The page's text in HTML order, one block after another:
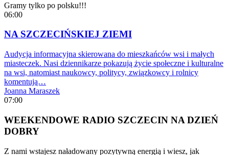
Gramy tylko po polsku!!!
06:00
NA SZCZECIŃSKIEJ ZIEMI
Audycja informacyjna skierowana do mieszkańców wsi i małych
miasteczek. Nasi dziennikarze pokazują życie społeczne i kulturalne
na wsi, natomiast naukowcy, politycy, związkowcy i rolnicy
komentują…
Joanna Maraszek
07:00
WEEKENDOWE RADIO SZCZECIN NA DZIEŃ
DOBRY
Z nami wstajesz naładowany pozytywną energią i wiesz, jak